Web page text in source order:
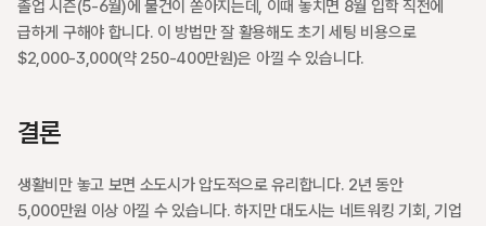
졸업 시즌(5-6월)에 물건이 쏟아지는데, 이때 놓치면 8월 입학 직전에
급하게 구해야 합니다. 이 방법만 잘 활용해도 초기 세팅 비용으로
$2,000-3,000(약 250-400만원)은 아낄 수 있습니다.
결론
생활비만 놓고 보면 소도시가 압도적으로 유리합니다. 2년 동안
5,000만원 이상 아낄 수 있습니다. 하지만 대도시는 네트워킹 기회, 기업